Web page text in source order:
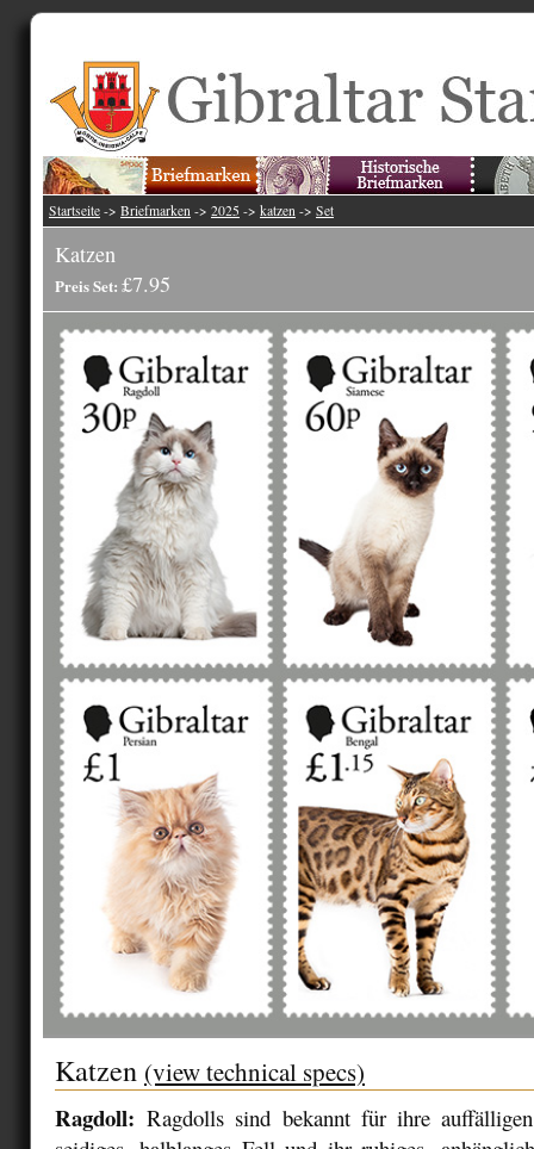
Startseite -> Briefmarken -> 2025 -> katzen -> Set
Katzen
Preis Set: £7.95
Katzen (view technical specs)
Ragdoll: Ragdolls sind bekannt für ihre